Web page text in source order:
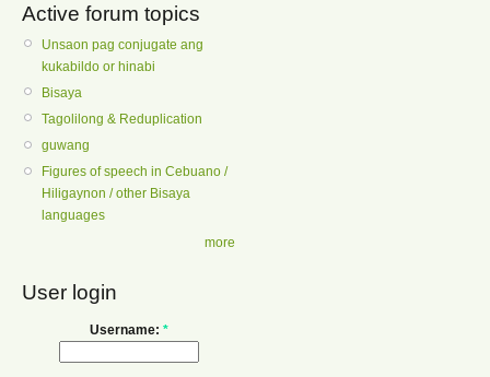
Active forum topics
Unsaon pag conjugate ang
kukabildo or hinabi
Bisaya
Tagolilong & Reduplication
guwang
Figures of speech in Cebuano /
Hiligaynon / other Bisaya
languages
more
User login
Username: *